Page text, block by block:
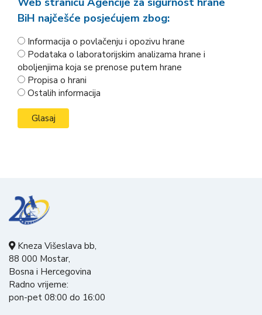
BiH najčešće posjećujem zbog:
Informacija o povlačenju i opozivu hrane
Podataka o laboratorijskim analizama hrane i
oboljenjima koja se prenose putem hrane
Propisa o hrani
Ostalih informacija
Kneza Višeslava bb,
88 000 Mostar,
Bosna i Hercegovina
Radno vrijeme:
pon-pet 08:00 do 16:00